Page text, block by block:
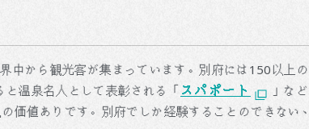
から観光客が集まっています。別府には150以上
温泉名人として表彰される「スパポート 」な
価値ありです。別府でしか経験することのできな